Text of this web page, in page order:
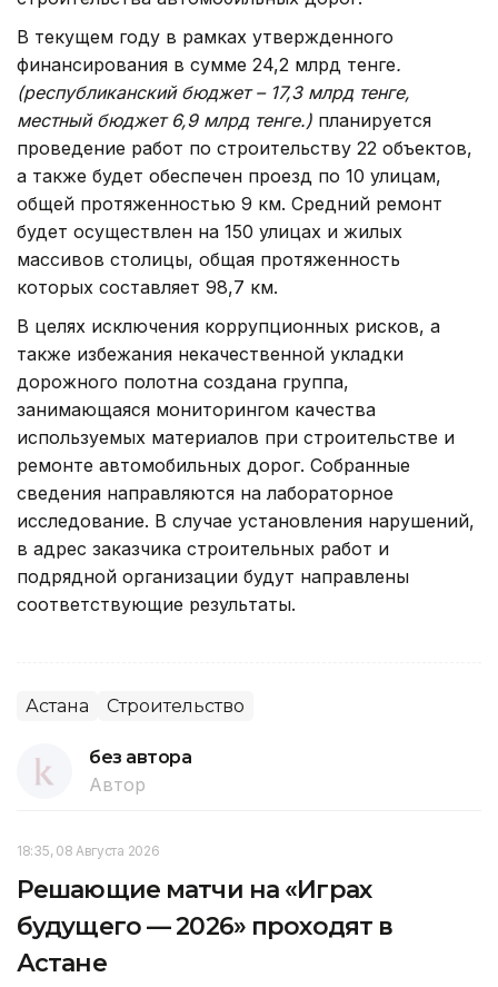
В текущем году в рамках утвержденного
финансирования в сумме 24,2 млрд тенге.
(республиканский бюджет – 17,3 млрд тенге,
местный бюджет 6,9 млрд тенге.) планируется
проведение работ по строительству 22 объектов,
а также будет обеспечен проезд по 10 улицам,
общей протяженностью 9 км. Средний ремонт
будет осуществлен на 150 улицах и жилых
массивов столицы, общая протяженность
которых составляет 98,7 км.
В целях исключения коррупционных рисков, а
также избежания некачественной укладки
дорожного полотна создана группа,
занимающаяся мониторингом качества
используемых материалов при строительстве и
ремонте автомобильных дорог. Собранные
сведения направляются на лабораторное
исследование. В случае установления нарушений,
в адрес заказчика строительных работ и
подрядной организации будут направлены
соответствующие результаты.
Астана Строительство
без автора
Автор
18:35, 08 Августа 2026
Решающие матчи на «Играх
будущего — 2026» проходят в
Астане